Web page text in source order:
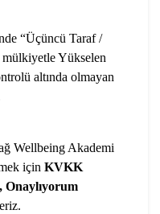
“Üçüncü Taraf /
mülkiyetle Yükselen
altında olmayan
Wellbeing Akademi
için KVKK
Onaylıyorum